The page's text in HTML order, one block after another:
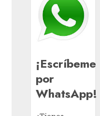
¡Escríbeme
por
WhatsApp!